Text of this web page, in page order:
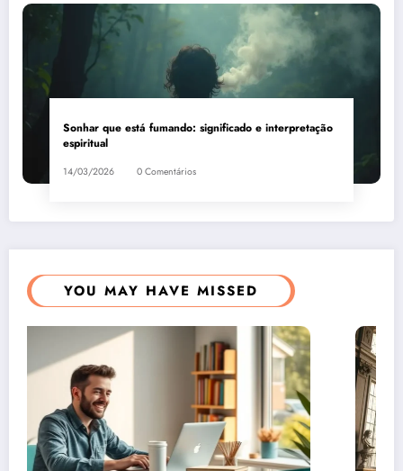
Sonhar que está fumando: significado e interpretação
espiritual
14/03/2026 0 Comentários
YOU MAY HAVE MISSED